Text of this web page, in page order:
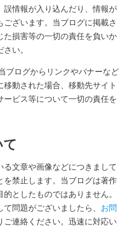
誤情報が入り込んだり、情報が
ございます。当ブログに掲載さ
た損害等の一切の責任を負いか
い。
ブログからリンクやバナーなど
移動された場合、移動先サイト
ービス等について一切の責任を
る文章や画像などにつきまして
を禁止します。当ブログは著作
としたものではありません。
問題がございましたら、 お問
ご連絡ください。迅速に対応い